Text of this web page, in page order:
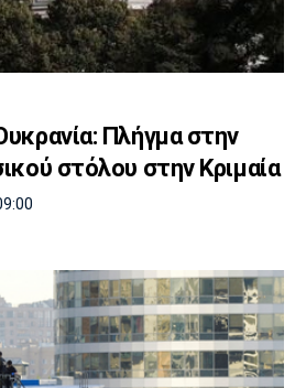
Πλήγμα στην
στόλου στην Κριμαία